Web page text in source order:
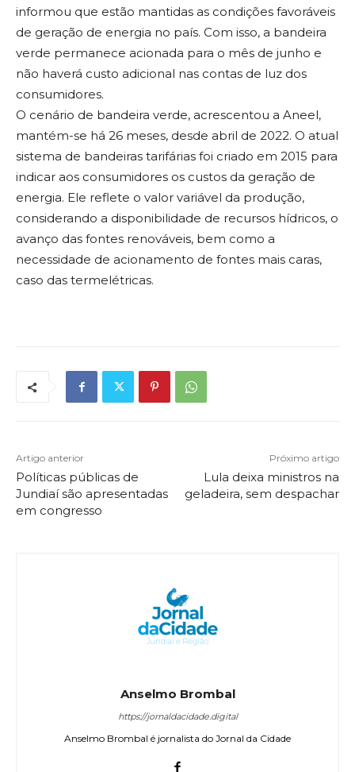
informou que estão mantidas as condições favoráveis
de geração de energia no país. Com isso, a bandeira
verde permanece acionada para o mês de junho e
não haverá custo adicional nas contas de luz dos
consumidores.
O cenário de bandeira verde, acrescentou a Aneel,
mantém-se há 26 meses, desde abril de 2022. O atual
sistema de bandeiras tarifárias foi criado em 2015 para
indicar aos consumidores os custos da geração de
energia. Ele reflete o valor variável da produção,
considerando a disponibilidade de recursos hídricos, o
avanço das fontes renováveis, bem como a
necessidade de acionamento de fontes mais caras,
caso das termelétricas.
Artigo anterior
Políticas públicas de
Jundiaí são apresentadas
em congresso
Próximo artigo
Lula deixa ministros na
geladeira, sem despachar
Anselmo Brombal
https://jornaldacidade.digital
Anselmo Brombal é jornalista do Jornal da Cidade